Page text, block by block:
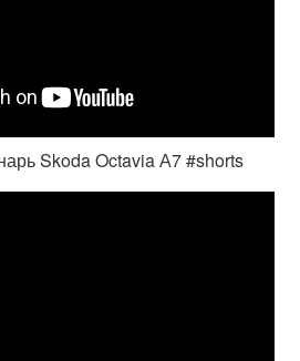
Skoda Octavia А7 #shorts